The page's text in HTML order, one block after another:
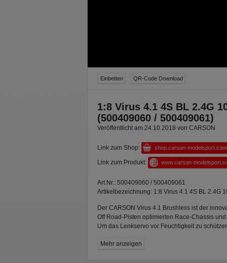
Einbetten QR-Code Download
1:8 Virus 4.1 4S BL 2.4G
(500409060 / 500409061)
Veröffentlicht am 24.10.2018 von CARSON
Link zum Shop: shop.carson-modelsport.com
Link zum Produkt: www.carson-
Art.Nr.: 500409060 / 500409061
Artikelbezeichnung: 1:8 Virus 4.1 4S BL 2.4G
Der CARSON Virus 4.1 Brushless ist der
Off Road-Pisten optimierten Race-Chassis
Um das Lenkservo vor Feuchtigkeit zu
Chassisstrebe vorne und hinten. Massive
Mehr anzeigen